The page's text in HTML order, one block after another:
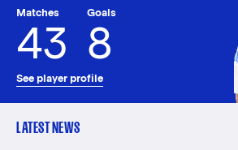
Matches
43
Goals
8
See player profile
LATEST NEWS